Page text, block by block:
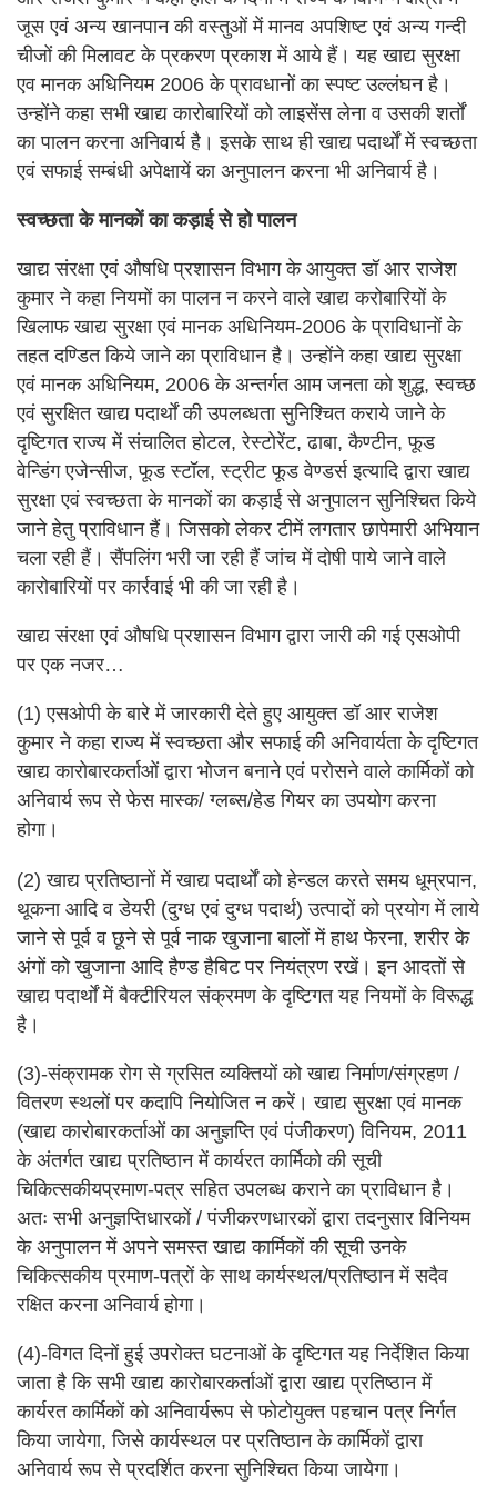
जूस एवं अन्य खानपान की वस्तुओं में मानव अपशिष्ट एवं अन्य गन्दी
चीजों की मिलावट के प्रकरण प्रकाश में आये हैं। यह खाद्य सुरक्षा
एव मानक अधिनियम 2006 के प्रावधानों का स्पष्ट उल्लंघन है।
उन्होंने कहा सभी खाद्य कारोबारियों को लाइसेंस लेना व उसकी शर्तों
का पालन करना अनिवार्य है। इसके साथ ही खाद्य पदार्थों में स्वच्छता
एवं सफाई सम्बंधी अपेक्षायें का अनुपालन करना भी अनिवार्य है।
स्वच्छता के मानकों का कड़ाई से हो पालन
खाद्य संरक्षा एवं औषधि प्रशासन विभाग के आयुक्त डॉ आर राजेश
कुमार ने कहा नियमों का पालन न करने वाले खाद्य करोबारियों के
खिलाफ खाद्य सुरक्षा एवं मानक अधिनियम-2006 के प्राविधानों के
तहत दण्डित किये जाने का प्राविधान है। उन्होंने कहा खाद्य सुरक्षा
एवं मानक अधिनियम, 2006 के अन्तर्गत आम जनता को शुद्ध, स्वच्छ
एवं सुरक्षित खाद्य पदार्थों की उपलब्धता सुनिश्चित कराये जाने के
दृष्टिगत राज्य में संचालित होटल, रेस्टोरेंट, ढाबा, कैण्टीन, फूड
वेन्डिंग एजेन्सीज, फूड स्टॉल, स्ट्रीट फूड वेण्डर्स इत्यादि द्वारा खाद्य
सुरक्षा एवं स्वच्छता के मानकों का कड़ाई से अनुपालन सुनिश्चित किये
जाने हेतु प्राविधान हैं। जिसको लेकर टीमें लगतार छापेमारी अभियान
चला रही हैं। सैंपलिंग भरी जा रही हैं जांच में दोषी पाये जाने वाले
कारोबारियों पर कार्रवाई भी की जा रही है।
खाद्य संरक्षा एवं औषधि प्रशासन विभाग द्वारा जारी की गई एसओपी
पर एक नजर…
(1) एसओपी के बारे में जारकारी देते हुए आयुक्त डॉ आर राजेश
कुमार ने कहा राज्य में स्वच्छता और सफाई की अनिवार्यता के दृष्टिगत
खाद्य कारोबारकर्ताओं द्वारा भोजन बनाने एवं परोसने वाले कार्मिकों को
अनिवार्य रूप से फेस मास्क/ ग्लब्स/हेड गियर का उपयोग करना
होगा।
(2) खाद्य प्रतिष्ठानों में खाद्य पदार्थों को हेन्डल करते समय धूम्रपान,
थूकना आदि व डेयरी (दुग्ध एवं दुग्ध पदार्थ) उत्पादों को प्रयोग में लाये
जाने से पूर्व व छूने से पूर्व नाक खुजाना बालों में हाथ फेरना, शरीर के
अंगों को खुजाना आदि हैण्ड हैबिट पर नियंत्रण रखें। इन आदतों से
खाद्य पदार्थों में बैक्टीरियल संक्रमण के दृष्टिगत यह नियमों के विरूद्ध
है।
(3)-संक्रामक रोग से ग्रसित व्यक्तियों को खाद्य निर्माण/संग्रहण /
वितरण स्थलों पर कदापि नियोजित न करें। खाद्य सुरक्षा एवं मानक
(खाद्य कारोबारकर्ताओं का अनुज्ञप्ति एवं पंजीकरण) विनियम, 2011
के अंतर्गत खाद्य प्रतिष्ठान में कार्यरत कार्मिको की सूची
चिकित्सकीयप्रमाण-पत्र सहित उपलब्ध कराने का प्राविधान है।
अतः सभी अनुज्ञप्तिधारकों / पंजीकरणधारकों द्वारा तदनुसार विनियम
के अनुपालन में अपने समस्त खाद्य कार्मिकों की सूची उनके
चिकित्सकीय प्रमाण-पत्रों के साथ कार्यस्थल/प्रतिष्ठान में सदैव
रक्षित करना अनिवार्य होगा।
(4)-विगत दिनों हुई उपरोक्त घटनाओं के दृष्टिगत यह निर्देशित किया
जाता है कि सभी खाद्य कारोबारकर्ताओं द्वारा खाद्य प्रतिष्ठान में
कार्यरत कार्मिकों को अनिवार्यरूप से फोटोयुक्त पहचान पत्र निर्गत
किया जायेगा, जिसे कार्यस्थल पर प्रतिष्ठान के कार्मिकों द्वारा
अनिवार्य रूप से प्रदर्शित करना सुनिश्चित किया जायेगा।